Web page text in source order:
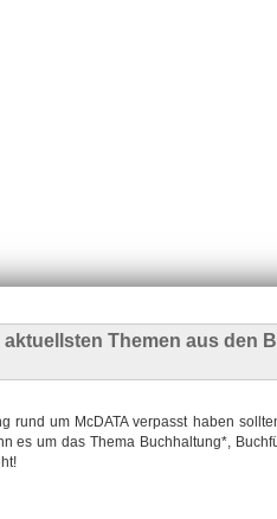
aktuellsten Themen aus den
rund um McDATA verpasst haben
es um das Thema Buchhaltung*,